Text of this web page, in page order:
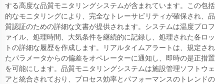
する高度な品質モニタリングシステムが含まれています。この包括
的なモニタリングにより、完全なトレーサビリティが確保され、品
質認証のための詳細な文書が提供されます。システムは温度プロフ
ァイル、処理時間、大気条件を継続的に記録し、処理された各ロッ
トの詳細な履歴を作成します。リアルタイムアラートは、規定され
たパラメータからの偏差をオペレーターに通知し、即時の是正措置
を可能にします。品質モニタリングシステムは施設管理ソフトウェ
アと統合されており、プロセス効率とパフォーマンスのトレンドの